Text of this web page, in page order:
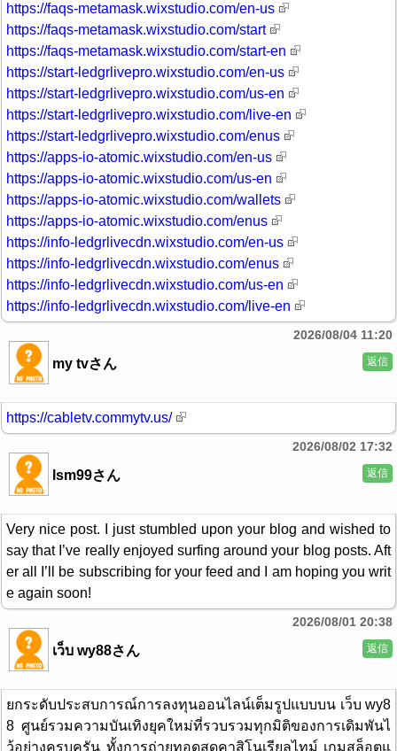
https://faqs-metamask.wixstudio.com/en-us
https://faqs-metamask.wixstudio.com/start
https://faqs-metamask.wixstudio.com/start-en
https://start-ledgrlivepro.wixstudio.com/en-us
https://start-ledgrlivepro.wixstudio.com/us-en
https://start-ledgrlivepro.wixstudio.com/live-en
https://start-ledgrlivepro.wixstudio.com/enus
https://apps-io-atomic.wixstudio.com/en-us
https://apps-io-atomic.wixstudio.com/us-en
https://apps-io-atomic.wixstudio.com/wallets
https://apps-io-atomic.wixstudio.com/enus
https://info-ledgrlivecdn.wixstudio.com/en-us
https://info-ledgrlivecdn.wixstudio.com/enus
https://info-ledgrlivecdn.wixstudio.com/us-en
https://info-ledgrlivecdn.wixstudio.com/live-en
my tvさん
2026/08/04 11:20
返信
https://cabletv.commytv.us/
lsm99さん
2026/08/02 17:32
返信
Very nice post. I just stumbled upon your blog and wished to
say that I’ve really enjoyed surfing around your blog posts. Aft
er all I’ll be subscribing for your feed and I am hoping you writ
e again soon!
เว็บ wy88さん
2026/08/01 20:38
返信
ยกระดับประสบการณ์การลงทุนออนไลน์เต็มรูปแบบบน เว็บ wy8
8 ศูนย์รวมความบันเทิงยุคใหม่ที่รวบรวมทุกมิติของการเดิมพันไ
ว้อย่างครบครัน ทั้งการถ่ายทอดสดคาสิโนเรียลไทม์ เกมสล็อตแ